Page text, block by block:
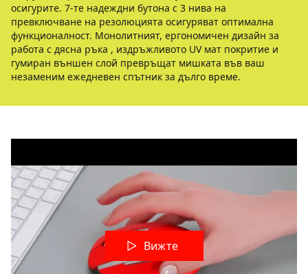
осигурите. 7-те надеждни бутона с 3 нива на
превключване на резолюцията осигуряват оптимална
функционалност. Монолитният, ергономичен дизайн за
работа с дясна ръка , издръжливото UV мат покритие и
гумиран външен слой превръщат мишката във ваш
незаменим ежедневен спътник за дълго време.
Вижте